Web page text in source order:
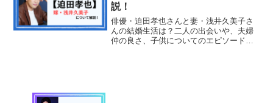
説！
俳優・迫田孝也さんと妻・浅井久美子さ
んの結婚生活は？二人の出会いや、夫婦
仲の良さ、子供についてのエピソードを